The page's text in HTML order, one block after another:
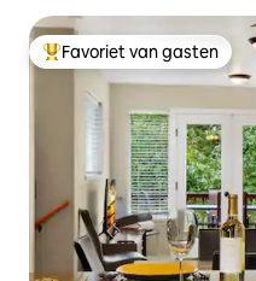
Topfavoriet van gasten
Favoriet van gasten